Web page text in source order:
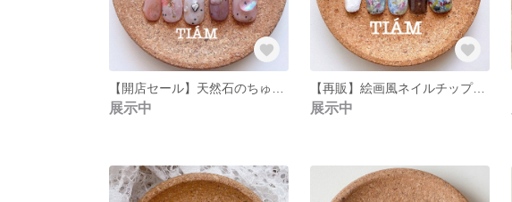
展示中
【再販】絵画風ネイルチップ(モネネイル)【受注制作／オーダーネイルチップ／おまけ付き】
展示中